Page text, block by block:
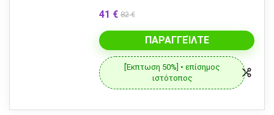
41 € 82 €
ΠΑΡΑΓΓΕΊΛΤΕ
[Έκπτωση 50%] • επίσημος
ιστότοπος